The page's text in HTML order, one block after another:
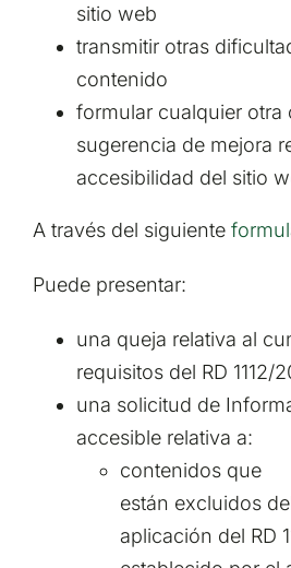
sitio web
transmitir otras
contenido
formular cualquier otra
sugerencia de mejora
accesibilidad del sitio
A través del siguiente
Puede presentar:
una queja relativa al
requisitos del RD 1112/
una solicitud de
accesible relativa a:
contenidos que
están excluidos
aplicación del RD